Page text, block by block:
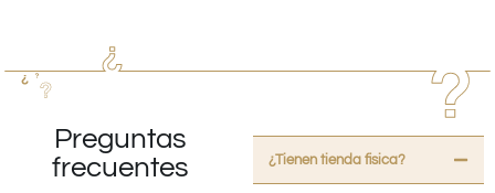
Preguntas
frecuentes
¿Tienen tienda fisica?